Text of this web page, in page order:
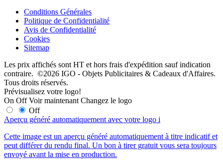
Conditions Générales
Politique de Confidentialité
Avis de Confidentialité
Cookies
Sitemap
Les prix affichés sont HT et hors frais d'expédition sauf indication
contraire. ©2026 IGO - Objets Publicitaires & Cadeaux d'Affaires.
Tous droits réservés.
Prévisualisez votre logo!
On Off Voir maintenant Changez le logo
Off
Aperçu généré automatiquement avec votre logo i
Cette image est un aperçu généré automatiquement à titre indicatif et
peut différer du rendu final. Un bon à tirer gratuit vous sera toujours
envoyé avant la mise en production.